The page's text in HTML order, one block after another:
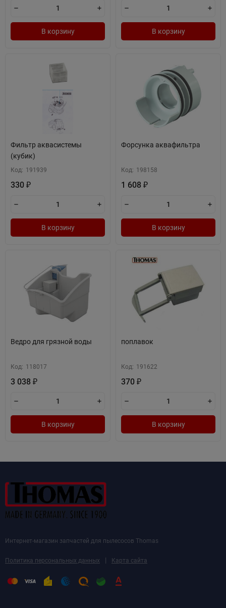
В корзину В корзину
Фильтр аквасистемы
(кубик)
Код: 191939
330 ₽
В корзину
Форсунка аквафильтра
Код: 198158
1 608 ₽
В корзину
Ведро для грязной воды
Код: 118017
3 038 ₽
В корзину
поплавок
Код: 191622
370 ₽
В корзину
Интернет-магазин запчастей для пылесосов Thomas
Политика персональных данных | Карта сайта